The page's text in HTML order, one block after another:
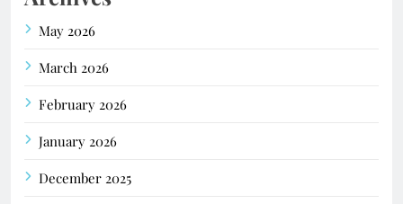
May 2026
March 2026
February 2026
January 2026
December 2025